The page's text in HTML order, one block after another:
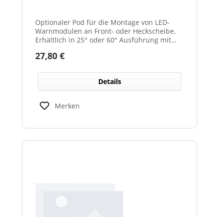
Optionaler Pod für die Montage von LED-
Warnmodulen an Front- oder Heckscheibe.
Erhältlich in 25° oder 60° Ausführung mit
Regulärer Preis:
27,80 €
Details
Merken